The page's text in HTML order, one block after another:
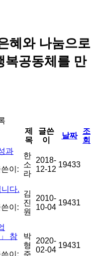
혜와 나눔으로
복공동체를 만
제
목
글쓴
이
날짜
조
회
과
이:
한
소
라
2018-
12-12
19433
다.
이:
김
진
원
2010-
10-04
19431
참
이:
박
형
준
2020-
02-04
19431